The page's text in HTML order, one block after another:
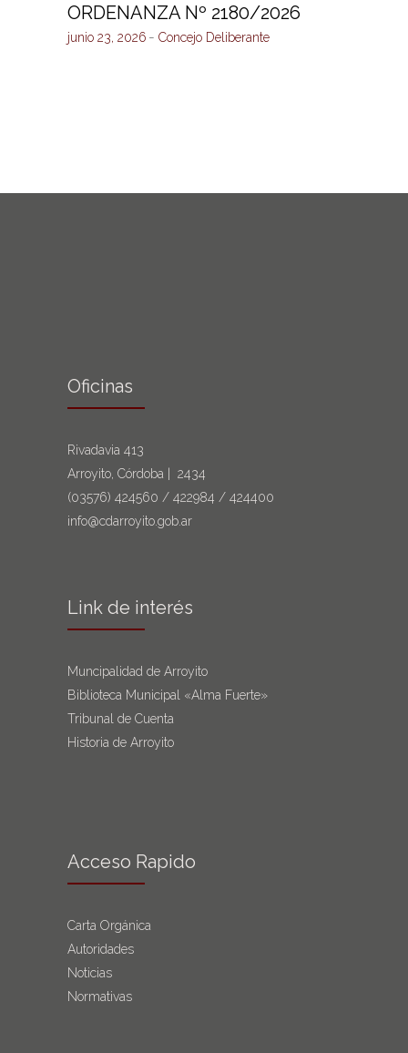
ORDENANZA Nº 2180/2026
junio 23, 2026 Concejo Deliberante
Oficinas
Rivadavia 413
Arroyito, Córdoba | 2434
(03576) 424560 / 422984 / 424400
info@cdarroyito.gob.ar
Link de interés
Muncipalidad de Arroyito
Biblioteca Municipal «Alma Fuerte»
Tribunal de Cuenta
Historia de Arroyito
Acceso Rapido
Carta Orgánica
Autoridades
Noticias
Normativas